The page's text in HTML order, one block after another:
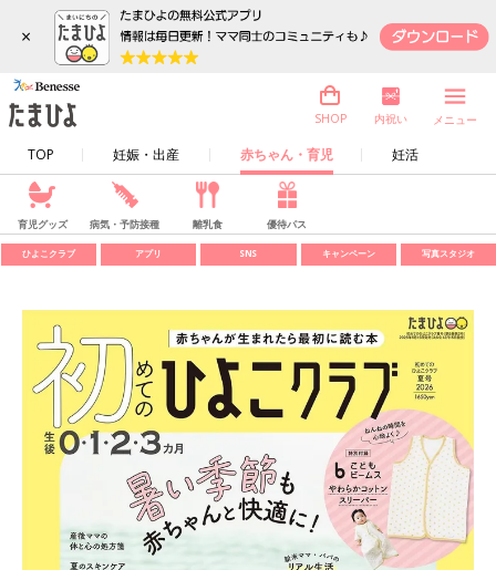
×
TOP 妊娠・出産 赤ちゃん・育児 妊活
SHOP 内祝い メニュー
育児グッズ 病気・予防接種 離乳食 優待パス
ひよこクラブ アプリ SNS キャンペーン 写真スタジオ